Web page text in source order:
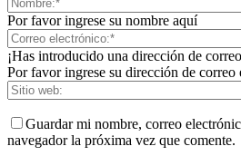
Por favor ingrese su nombre aquí
¡Has introducido una dirección de
Por favor ingrese su dirección de correo
Guardar mi nombre, correo
navegador la próxima vez que comente.